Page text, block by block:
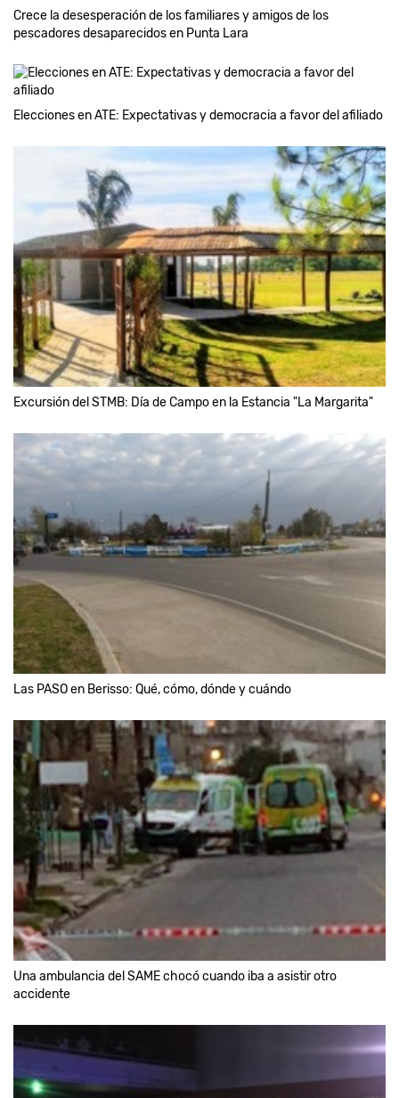
Crece la desesperación de los familiares y amigos de los
pescadores desaparecidos en Punta Lara
Elecciones en ATE: Expectativas y democracia a favor del afiliado
Excursión del STMB: Día de Campo en la Estancia "La Margarita"
Las PASO en Berisso: Qué, cómo, dónde y cuándo
Una ambulancia del SAME chocó cuando iba a asistir otro
accidente